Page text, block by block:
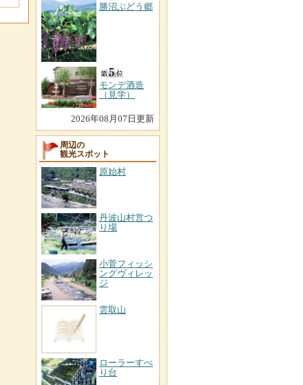
勝沼ぶどう郷
モンデ酒造
（見学）
2026年08月07日更新
周辺の
観光スポット
原始村
丹波山村営つ
り場
小菅フィッシ
ングヴィレッ
ジ
雲取山
ローラーすべ
り台